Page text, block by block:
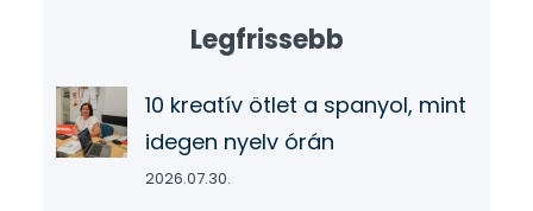
Legfrissebb
10 kreatív ötlet a spanyol, mint
idegen nyelv órán
2026.07.30.